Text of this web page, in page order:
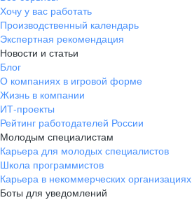
Хочу у вас работать
Производственный календарь
Экспертная рекомендация
Новости и статьи
Блог
О компаниях в игровой форме
Жизнь в компании
ИТ-проекты
Рейтинг работодателей России
Молодым специалистам
Карьера для молодых специалистов
Школа программистов
Карьера в некоммерческих организациях
Боты для уведомлений